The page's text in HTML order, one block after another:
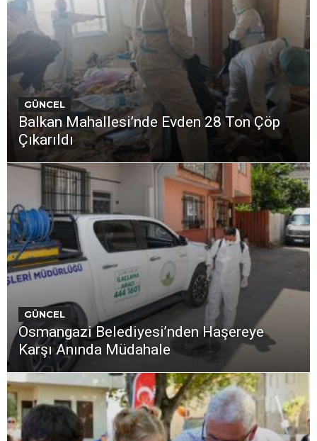
GÜNCEL
Balkan Mahallesi’nde Evden 28 Ton Çöp
Çıkarıldı
GÜNCEL
Osmangazi Belediyesi’nden Haşereye
Karşı Anında Müdahale